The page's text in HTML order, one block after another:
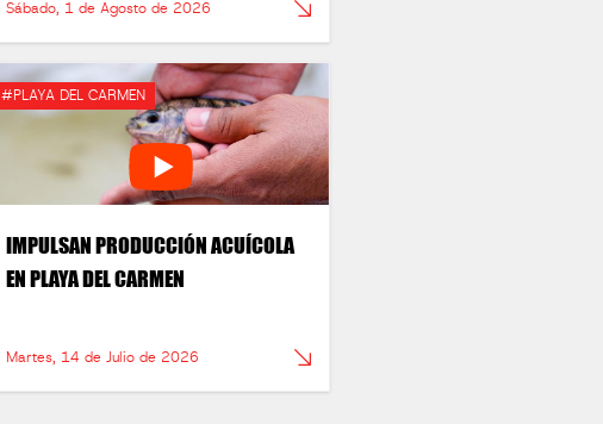
Sábado, 1 de Agosto de 2026
#PLAYA DEL CARMEN
IMPULSAN PRODUCCIÓN ACUÍCOLA
EN PLAYA DEL CARMEN
Martes, 14 de Julio de 2026